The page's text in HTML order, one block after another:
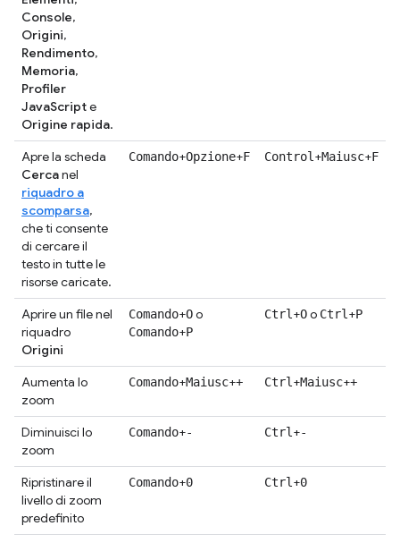
Console,
Origini,
Rendimento,
Memoria,
Profiler
JavaScripte
Origine rapida.
Apre la scheda
Cercanel
riquadro a
scomparsa,
che ti consente
di cercare il
testo in tutte le
risorse caricate.
Comando+Opzione+F Control +Maiusc+F
Aprire un file nel
riquadro
Origini
Comando+Oo
Comando+P
Ctrl +Oo Ctrl +P
Aumenta lo
zoom
Comando+Maiusc++ Ctrl +Maiusc++
Diminuisci lo
zoom
Comando+- Ctrl +-
Ripristinare il
livello di zoom
predefinito
Comando+0 Ctrl +0